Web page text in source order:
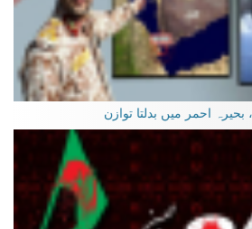
بحیرہ احمر میں بدلتا توازن